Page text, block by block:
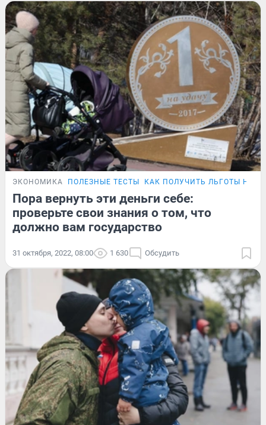
ЭКОНОМИКА ПОЛЕЗНЫЕ ТЕСТЫ КАК ПОЛУЧИТЬ ЛЬГОТЫ НА
Пора вернуть эти деньги себе:
проверьте свои знания о том, что
должно вам государство
31 октября, 2022, 08:00 1 630 Обсудить